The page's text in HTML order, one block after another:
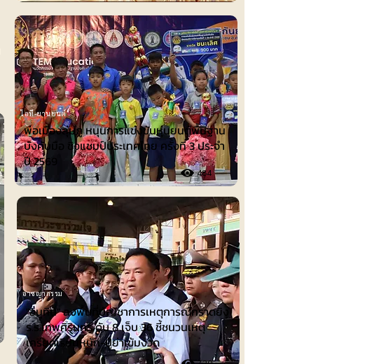
"อนุทิน" ลงพื้นที่บัญชาการเหตุการณ์กราดยิง
ร.ร.เทพศิรินทร์ ดับ 8 เจ็บ 36 ชี้ชนวนเหตุ
เครียดเรียนหนัก-ปู่ย่าเข้มงวด
อาชญากรรม
ไอที-ยานยนต์
พ่อเมืองลุ่มภู หนุนการแข่งขันหุ่นยนต์พื้นฐาน
บังคับมือ ชิงแชมป์ประเทศไทย ครั้งที่ 3 ประจำ
ปี 2569
484